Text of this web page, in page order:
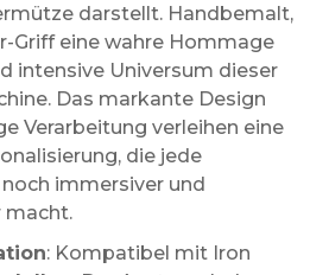
darstellt. Handbemalt,
Griff eine wahre Hommage
intensive Universum dieser
Das markante Design
Verarbeitung verleihen eine
die jede
immersiver und
macht.
: Kompatibel mit Iron